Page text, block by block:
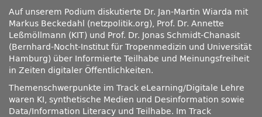
Auf unserem Podium diskutierte Dr. Jan-Martin Wiarda mit
Markus Beckedahl (netzpolitik.org), Prof. Dr. Annette
Leßmöllmann (KIT) und Prof. Dr. Jonas Schmidt-Chanasit
(Bernhard-Nocht-Institut für Tropenmedizin und Universität
Hamburg) über Informierte Teilhabe und Meinungsfreiheit
in Zeiten digitaler Öffentlichkeiten.
Themenschwerpunkte im Track eLearning/Digitale Lehre
waren KI, synthetische Medien und Desinformation sowie
Data/Information Literacy und Teilhabe. Im Track